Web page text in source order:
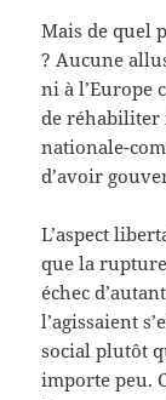
Mais de quel
? Aucune
ni à l’Europe
de
nationale-
d’avoir
L’aspect
que la
échec
l’agissaient
social plutôt
importe peu.